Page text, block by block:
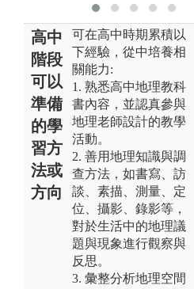
高中
階段
可以
準備
的學
習方
法或
方向
可在高中時期累積以
下經驗，從中培養相
關能力:
1. 熟悉高中地理教科
書內容，並認真參與
地理老師設計的教學
活動。
2. 善用地理知識與調
查方法，如書寫、訪
談、素描、測量、定
位、攝影、錄影等，
對於生活中的地理議
題與現象進行觀察與
反思。
3. 彙整分析地理空間